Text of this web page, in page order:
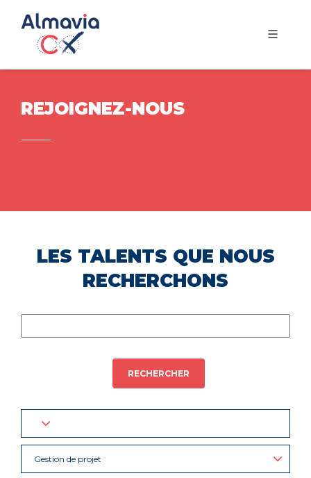
REJOIGNEZ-NOUS
LES TALENTS QUE NOUS
RECHERCHONS
RECHERCHER
Gestion de projet